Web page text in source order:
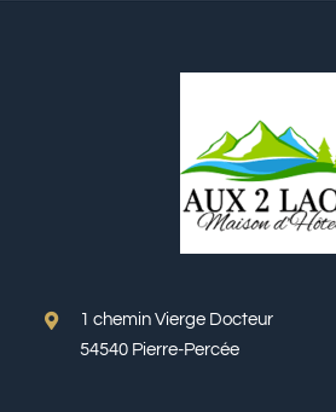
1 chemin Vierge Docteur
54540 Pierre-Percée